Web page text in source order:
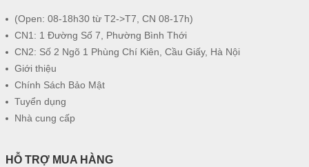
(Open: 08-18h30 từ T2->T7, CN 08-17h)
CN1: 1 Đường Số 7, Phường Bình Thới
CN2: Số 2 Ngõ 1 Phùng Chí Kiên, Cầu Giấy, Hà Nội
Giới thiệu
Chính Sách Bảo Mật
Tuyển dụng
Nhà cung cấp
HỖ TRỢ MUA HÀNG